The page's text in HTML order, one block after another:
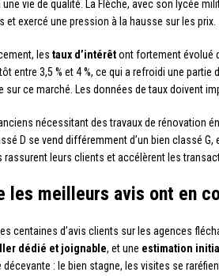
une vie de qualité. La Flèche, avec son lycée
et exercé une pression à la hausse sur les prix.
les taux d’intérêtont fortement évolué
entre 3,5 % et 4 %, ce qui a refroidi une
sur ce marché. Les données de taux doivent
nécessitant des travaux de rénovation
D se vend différemment d’un bien classé
rassurent leurs clients et accélèrent les
les meilleurs avis ont en
centaines d’avis clients sur les agences
dédié et joignable, et une estimation
décevante : le bien stagne, les visites se